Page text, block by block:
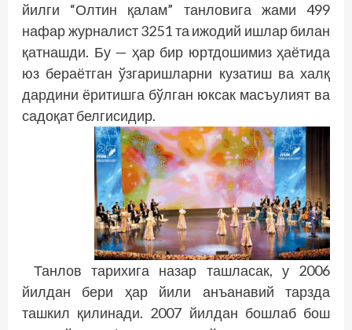
йилги “Олтин қалам” танловига жами 499
нафар журналист 3251 та ижодий ишлар билан
қатнашди. Бу — ҳар бир юртдошимиз ҳаётида
юз бераётган ўзгаришларни кузатиш ва халқ
дардини ёритишга бўлган юксак масъулият ва
садоқат белгисидир.
Танлов тарихига назар ташласак, у 2006
йилдан бери ҳар йили анъанавий тарзда
ташкил қилинади. 2007 йилдан бошлаб бош